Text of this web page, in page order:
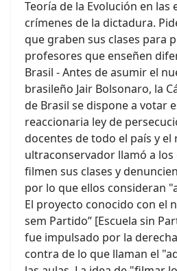
Teoría de la Evolución en las
crímenes de la dictadura.
que graben sus clases para
profesores que enseñen
Brasil - Antes de asumir el
brasileño Jair Bolsonaro, la
de Brasil se dispone a votar
reaccionaria ley de
docentes de todo el país y
ultraconservador llamó a
filmen sus clases y
por lo que ellos consideran
El proyecto conocido con el
sem Partido” [Escuela sin
fue impulsado por la
contra de lo que llaman el